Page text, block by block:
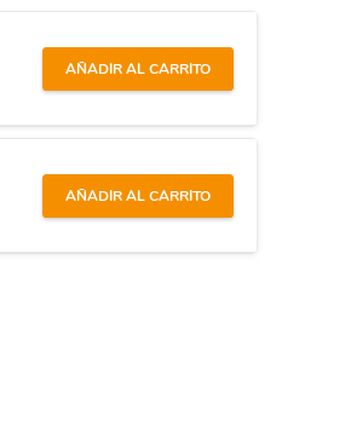
AÑADIR AL CARRITO
AÑADIR AL CARRITO